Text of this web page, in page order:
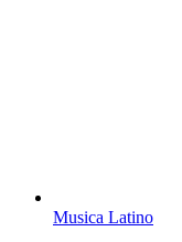
Musica Latino